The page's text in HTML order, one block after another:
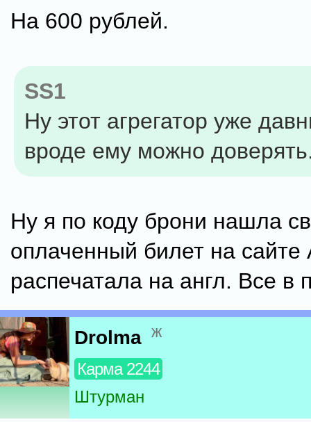
На 600 рублей.
SS1
Ну этот агрегатор уже
вроде ему можно
Ну я по коду брони нашла
оплаченный билет на сайте
распечатала на англ. Все в
Drolma ж
Карма 2244
Штурман